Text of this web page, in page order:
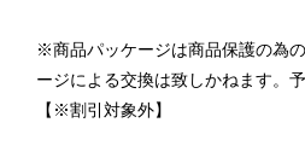
※商品パッケージは商品保護の為
ージによる交換は致しかねます。
【※割引対象外】